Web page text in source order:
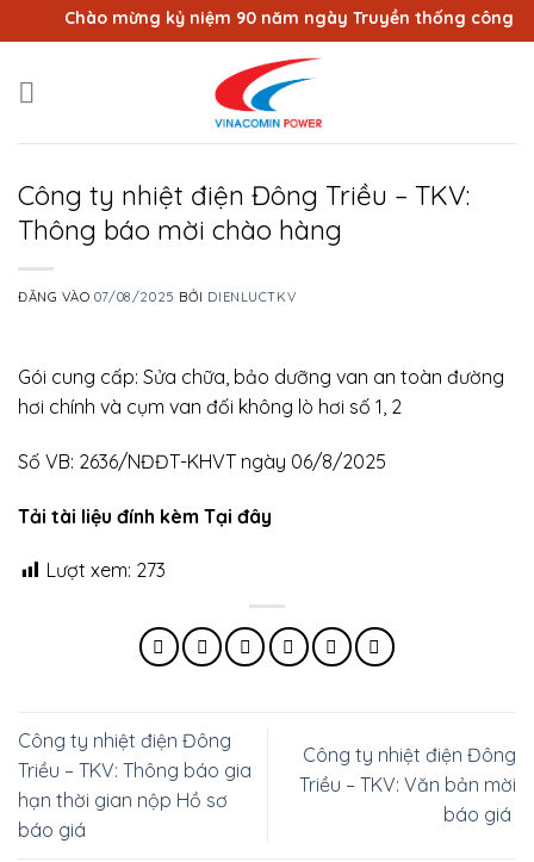
qua
dung
Chào mừng kỷ niệm 90 năm ngày Truyền thống công
Công ty nhiệt điện Đông Triều – TKV:
Thông báo mời chào hàng
ĐĂNG VÀO07/08/2025 BỞI DIENLUCTKV
Gói cung cấp: Sửa chữa, bảo dưỡng van an toàn đường
hơi chính và cụm van đối không lò hơi số 1, 2
Số VB: 2636/NĐĐT-KHVT ngày 06/8/2025
Tải tài liệu đính kèm Tại đây
Lượt xem: 273
Công ty nhiệt điện Đông
Triều – TKV: Thông báo gia
hạn thời gian nộp Hồ sơ
báo giá
Công ty nhiệt điện Đông
Triều – TKV: Văn bản mời
báo giá